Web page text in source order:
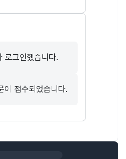
로그인했습니다.
이 접수되었습니다.